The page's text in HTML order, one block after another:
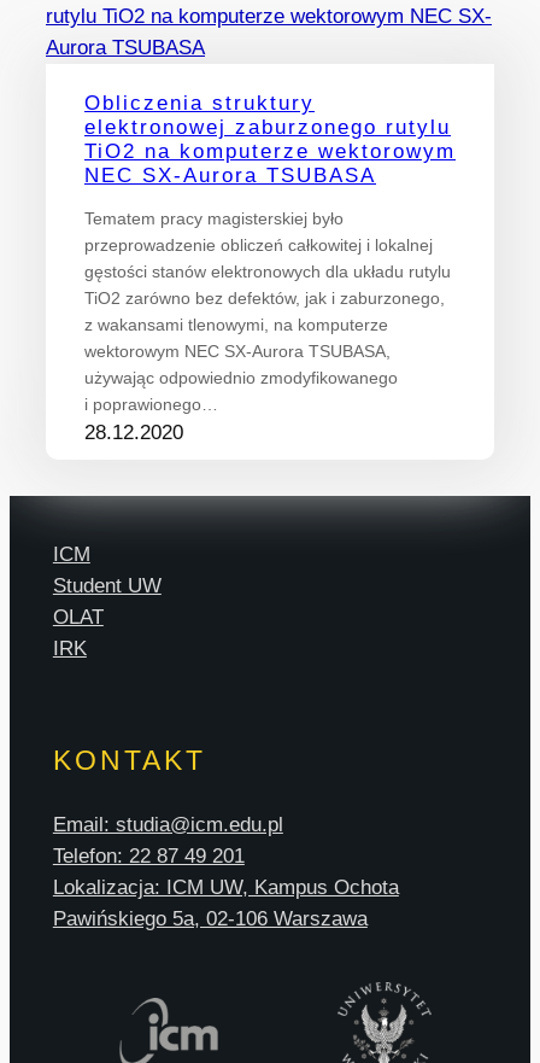
Obliczenia struktury
elektronowej zaburzonego rutylu
TiO2 na komputerze wektorowym
NEC SX-Aurora TSUBASA
Tematem pracy magisterskiej było
przeprowadzenie obliczeń całkowitej i lokalnej
gęstości stanów elektronowych dla układu rutylu
TiO2 zarówno bez defektów, jak i zaburzonego,
z wakansami tlenowymi, na komputerze
wektorowym NEC SX-Aurora TSUBASA,
używając odpowiednio zmodyfikowanego
i poprawionego…
28.12.2020
ICM
Student UW
OLAT
IRK
KONTAKT
Email: studia@icm.edu.pl
Telefon: 22 87 49 201
Lokalizacja: ICM UW, Kampus Ochota
Pawińskiego 5a, 02-106 Warszawa